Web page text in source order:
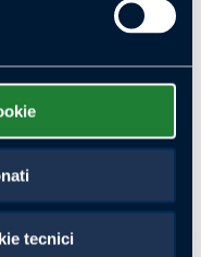
tecnici
al 2028, con uno
non mancano.
offerte comprese tra i
mercato arabo.
anche se resta